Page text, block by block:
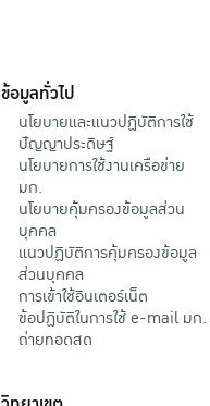
ข้อมูลทั่วไป
นโยบายและแนวปฏิบัติการใช้
ปัญญาประดิษฐ์
นโยบายการใช้งานเครือข่าย
มก.
นโยบายคุ้มครองข้อมูลส่วน
บุคคล
แนวปฏิบัติการคุ้มครองข้อมูล
ส่วนบุคคล
การเข้าใช้อินเตอร์เน็ต
ข้อปฏิบัติในการใช้ e-mail มก.
ถ่ายทอดสด